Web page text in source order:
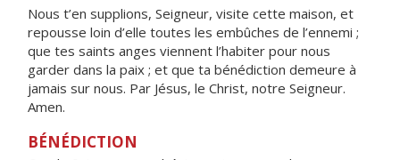
Nous t’en supplions, Seigneur, visite cette maison, et
repousse loin d’elle toutes les embûches de l’ennemi ;
que tes saints anges viennent l’habiter pour nous
garder dans la paix ; et que ta bénédiction demeure à
jamais sur nous. Par Jésus, le Christ, notre Seigneur.
Amen.
BÉNÉDICTION